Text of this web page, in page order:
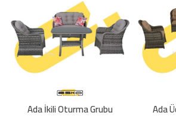
Ada İkili Oturma Grubu Ada